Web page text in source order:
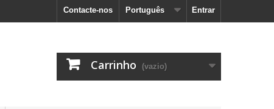
Entrar
Português
Contacte-nos
Carrinho (vazio)